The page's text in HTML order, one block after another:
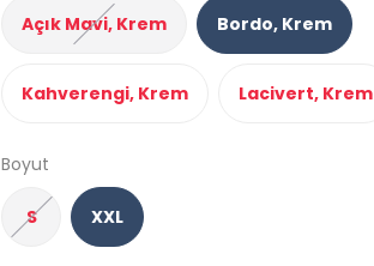
Açık Mavi, Krem Bordo, Krem
Kahverengi, Krem Lacivert, Krem
Boyut
S XXL